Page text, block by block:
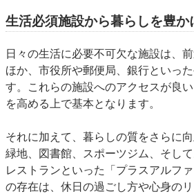
生活必須施設から暮らしを豊か
日々の生活に必要不可欠な施設は、
ほか、市役所や郵便局、銀行といっ
す。これらの施設へのアクセスが良
を高める上で基本となります。
それに加えて、暮らしの質をさらに
緑地、図書館、スポーツジム、そし
レストランといった「プラスアルフ
の存在は、休日の過ごし方や心身の